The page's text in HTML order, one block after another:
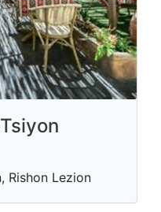
Rishon Lezion